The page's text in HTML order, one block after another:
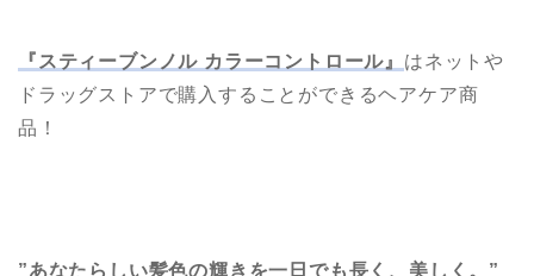
『スティーブンノル カラーコントロール』 はネットや
ドラッグストアで購入することができるヘアケア商
品！
”あなたらしい髪色の輝きを一日でも長く、美しく。”